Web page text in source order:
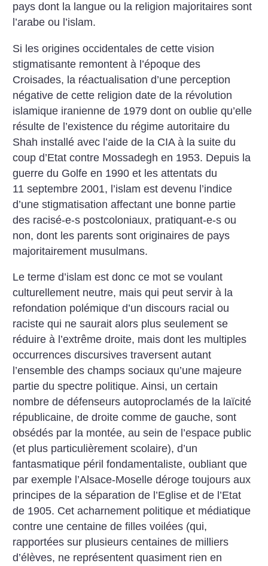
pays dont la langue ou la religion majoritaires sont
l’arabe ou l’islam.
Si les origines occidentales de cette vision
stigmatisante remontent à l’époque des
Croisades, la réactualisation d’une perception
négative de cette religion date de la révolution
islamique iranienne de 1979 dont on oublie qu’elle
résulte de l’existence du régime autoritaire du
Shah installé avec l’aide de la CIA à la suite du
coup d’Etat contre Mossadegh en 1953. Depuis la
guerre du Golfe en 1990 et les attentatsdu
11 septembre 2001, l’islam est devenu l’indice
d’une stigmatisation affectant une bonne partie
des racisé-e-s postcoloniaux, pratiquant-e-s ou
non, dont les parents sont originaires de pays
majoritairement musulmans.
Le terme d’islam est donc ce mot se voulant
culturellement neutre, mais qui peut servir à la
refondation polémique d’un discours racial ou
raciste qui ne saurait alors plus seulement se
réduire à l’extrême droite, mais dont les multiples
occurrences discursives traversent autant
l’ensemble des champs sociaux qu’une majeure
partie du spectre politique. Ainsi, un certain
nombre de défenseurs autoproclamés de la laïcité
républicaine, de droite comme de gauche, sont
obsédés par la montée, au sein de l’espace public
(et plus particulièrement scolaire), d’un
fantasmatique péril fondamentaliste, oubliant que
par exemple l’Alsace-Moselle déroge toujours aux
principes de la séparation de l’Eglise et de l’Etat
de 1905. Cet acharnement politique et médiatique
contre une centaine de filles voilées (qui,
rapportées sur plusieurs centaines de milliers
d’élèves, ne représentent quasiment rien en